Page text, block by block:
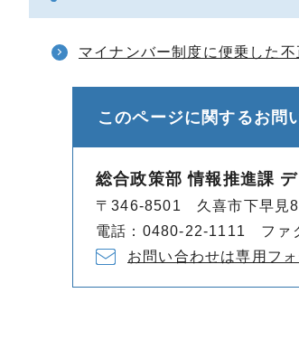
マイナンバー制度に便乗した
このページに関するお問
総合政策部 情報推進課
〒346-8501 久喜市下早見
電話：0480-22-1111 ファ
お問い合わせは専用フ